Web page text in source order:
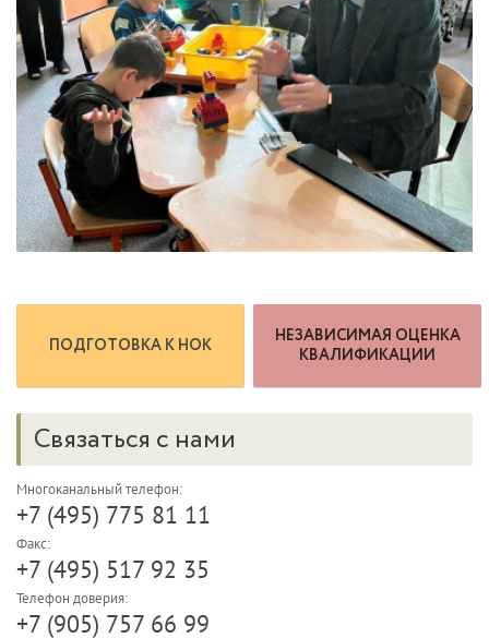
ПОДГОТОВКА К НОК
НЕЗАВИСИМАЯ ОЦЕНКА
КВАЛИФИКАЦИИ
Связаться с нами
Многоканальный телефон:
+7 (495) 775 81 11
Факс:
+7 (495) 517 92 35
Телефон доверия:
+7 (905) 757 66 99